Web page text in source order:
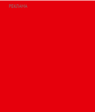
РЕКЛАМА